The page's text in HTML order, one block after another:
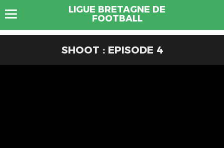
LIGUE BRETAGNE DE
FOOTBALL
SHOOT : EPISODE 4